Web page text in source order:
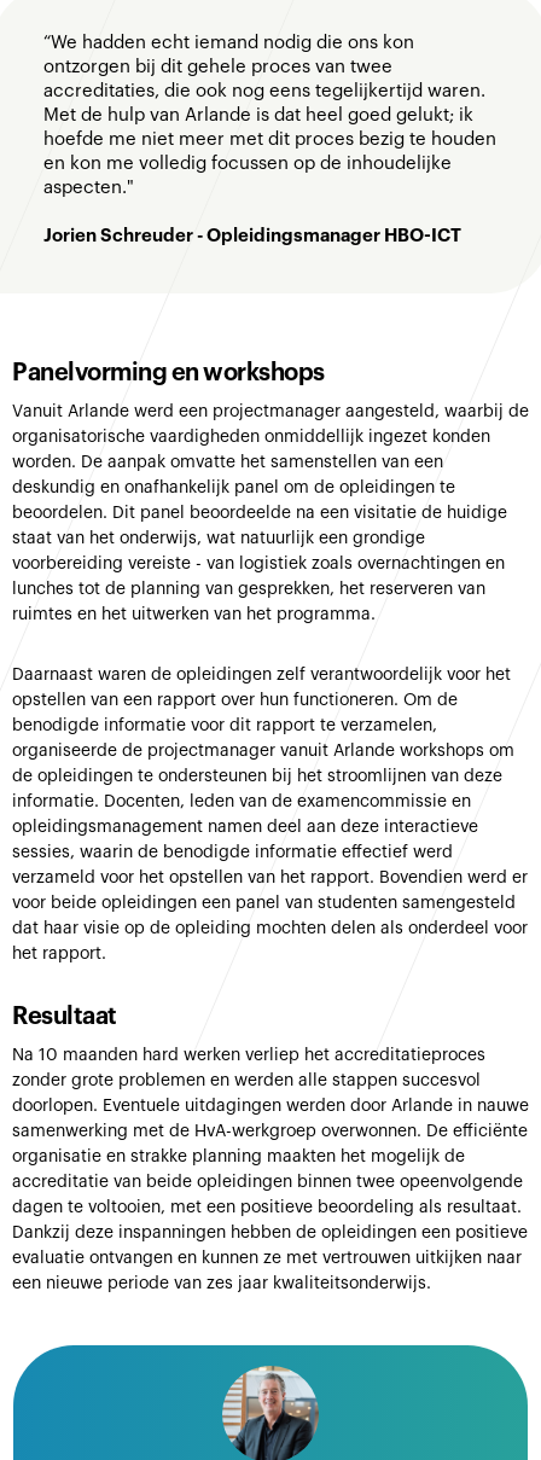
“We hadden echt iemand nodig die ons kon
ontzorgen bij dit gehele proces van twee
accreditaties, die ook nog eens tegelijkertijd waren.
Met de hulp van Arlande is dat heel goed gelukt; ik
hoefde me niet meer met dit proces bezig te houden
en kon me volledig focussen op de inhoudelijke
aspecten."
Jorien Schreuder - Opleidingsmanager HBO-ICT
Panelvorming en workshops
Vanuit Arlande werd een projectmanager aangesteld, waarbij de
organisatorische vaardigheden onmiddellijk ingezet konden
worden. De aanpak omvatte het samenstellen van een
deskundig en onafhankelijk panel om de opleidingen te
beoordelen. Dit panel beoordeelde na een visitatie de huidige
staat van het onderwijs, wat natuurlijk een grondige
voorbereiding vereiste - van logistiek zoals overnachtingen en
lunches tot de planning van gesprekken, het reserveren van
ruimtes en het uitwerken van het programma.
Daarnaast waren de opleidingen zelf verantwoordelijk voor het
opstellen van een rapport over hun functioneren. Om de
benodigde informatie voor dit rapport te verzamelen,
organiseerde de projectmanager vanuit Arlande workshops om
de opleidingen te ondersteunen bij het stroomlijnen van deze
informatie. Docenten, leden van de examencommissie en
opleidingsmanagement namen deel aan deze interactieve
sessies, waarin de benodigde informatie effectief werd
verzameld voor het opstellen van het rapport. Bovendien werd er
voor beide opleidingen een panel van studenten samengesteld
dat haar visie op de opleiding mochten delen als onderdeel voor
het rapport.
Resultaat
Na 10 maanden hard werken verliep het accreditatieproces
zonder grote problemen en werden alle stappen succesvol
doorlopen. Eventuele uitdagingen werden door Arlande in nauwe
samenwerking met de HvA-werkgroep overwonnen. De efficiënte
organisatie en strakke planning maakten het mogelijk de
accreditatie van beide opleidingen binnen twee opeenvolgende
dagen te voltooien, met een positieve beoordeling als resultaat.
Dankzij deze inspanningen hebben de opleidingen een positieve
evaluatie ontvangen en kunnen ze met vertrouwen uitkijken naar
een nieuwe periode van zes jaar kwaliteitsonderwijs.